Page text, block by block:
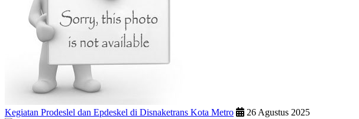
Kegiatan Prodeslel dan Epdeskel di Disnaketrans Kota Metro 26 Agustus 2025